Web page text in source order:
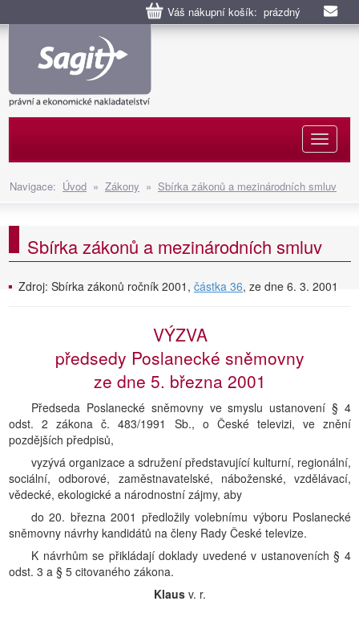
Váš nákupní košík: prázdný
Navigace: Úvod » Zákony » Sbírka zákonů a mezinárodních smluv
Sbírka zákonů a mezinárodních smluv
Zdroj: Sbírka zákonů ročník 2001, částka 36, ze dne 6. 3. 2001
VÝZVA
předsedy Poslanecké sněmovny
ze dne 5. března 2001
Předseda Poslanecké sněmovny ve smyslu ustanovení § 4
odst. 2 zákona č. 483/1991 Sb., o České televizi, ve znění
pozdějších předpisů,
vyzývá organizace a sdružení představující kulturní, regionální,
sociální, odborové, zaměstnavatelské, náboženské, vzdělávací,
vědecké, ekologické a národnostní zájmy, aby
do 20. března 2001 předložily volebnímu výboru Poslanecké
sněmovny návrhy kandidátů na členy Rady České televize.
K návrhům se přikládají doklady uvedené v ustanoveních § 4
odst. 3 a § 5 citovaného zákona.
Klaus v. r.